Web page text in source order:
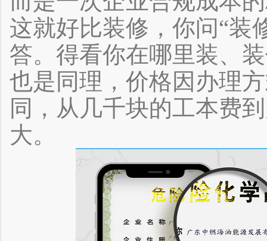
这就好比装修，你问“装
答。得看你在哪里装、
也是同理，价格因办理
同，从几千块的工本费
大。